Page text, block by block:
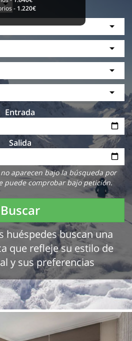
Entrada
Salida
aparecen bajo la búsqueda por
puede comprobar bajo petición.
Buscar
huéspedes buscan una
que refleje su estilo de
y sus preferencias
- 1.220€